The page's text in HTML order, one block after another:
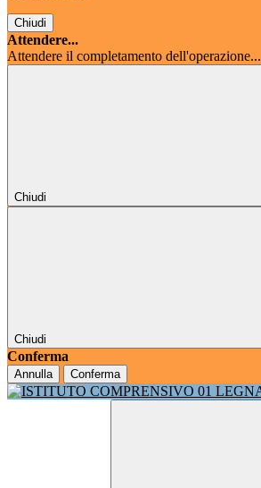
Chiudi
Attendere...
Attendere il completamento dell'operazione...
Chiudi
Chiudi
Conferma
Annulla Conferma